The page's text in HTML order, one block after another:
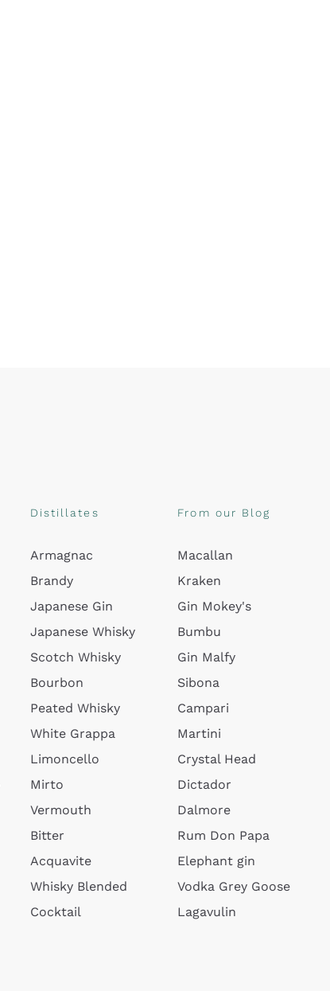
Distillates
Armagnac
Brandy
Japanese Gin
Japanese Whisky
Scotch Whisky
Bourbon
Peated Whisky
White Grappa
Limoncello
Mirto
Vermouth
Bitter
Acquavite
Whisky Blended
Cocktail
From our Blog
Macallan
Kraken
Gin Mokey's
Bumbu
Gin Malfy
Sibona
Campari
Martini
Crystal Head
Dictador
Dalmore
Rum Don Papa
Elephant gin
Vodka Grey Goose
Lagavulin